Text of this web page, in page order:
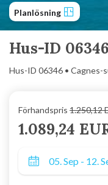
Planlösning
Hus-ID 06346
Hus-ID 06346 • Cagnes-
Förhandspris 1.250,12
1.089,24